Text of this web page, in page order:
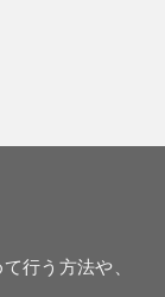
行う方法や、